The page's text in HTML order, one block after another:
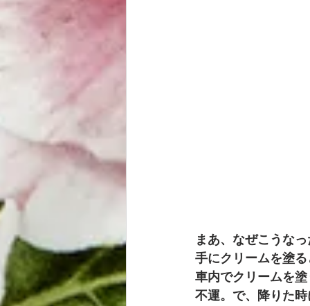
まあ、なぜこうな
手にクリームを塗
車内でクリームを
不運。で、降りた